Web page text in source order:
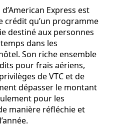
Express est
crédit qu’un programme
destiné aux personnes
dans les
Son riche ensemble
pour frais aériens,
de VTC et de
dépasser le montant
pour les
manière réfléchie et